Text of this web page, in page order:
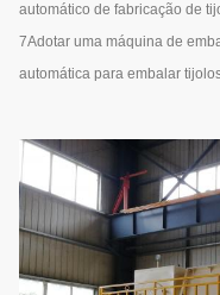
automático de fabricação de
7Adotar uma máquina de
automática para embalar